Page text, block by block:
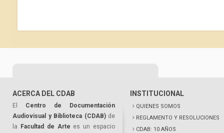
ACERCA DEL CDAB
El Centro de Documentación
Audiovisual y Biblioteca (CDAB)de
la
Facultad de Arte es un espacio
INSTITUCIONAL
QUIENES SOMOS
REGLAMENTO Y RESOLUCIONES
CDAB: 10 AÑOS